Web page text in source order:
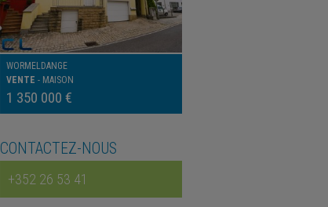
WORMELDANGE
VENTE - MAISON
1 350 000 €
CONTACTEZ-NOUS
+352 26 53 41